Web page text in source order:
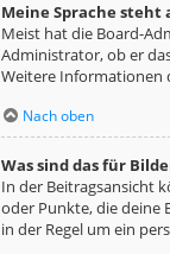
Meine Sprache steht
Meist hat die Board-
Administrator, ob er
Weitere Informationen
Nach oben
Was sind das für
In der Beitragsansicht
oder Punkte, die deine
in der Regel um ein